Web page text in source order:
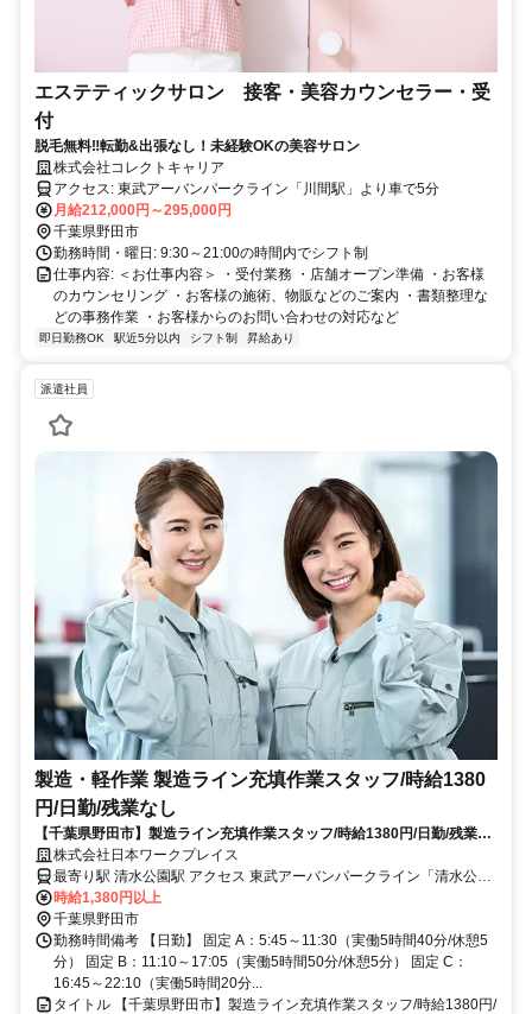
エステティックサロン 接客・美容カウンセラー・受
付
脱毛無料‼転勤&出張なし！未経験OKの美容サロン
株式会社コレクトキャリア
アクセス: 東武アーバンパークライン「川間駅」より車で5分
月給212,000円～295,000円
千葉県野田市
勤務時間・曜日: 9:30～21:00の時間内でシフト制
仕事内容: ＜お仕事内容＞ ・受付業務 ・店舗オープン準備 ・お客様
のカウンセリング ・お客様の施術、物販などのご案内 ・書類整理な
どの事務作業 ・お客様からのお問い合わせの対応など
即日勤務OK 駅近5分以内 シフト制 昇給あり
派遣社員
製造・軽作業 製造ライン充填作業スタッフ/時給1380
円/日勤/残業なし
【千葉県野田市】製造ライン充填作業スタッフ/時給1380円/日勤/残業な
し_keiyo762/687
株式会社日本ワークプレイス
最寄り駅 清水公園駅 アクセス 東武アーバンパークライン「清水公園
駅」より車10分
時給1,380円以上
千葉県野田市
勤務時間備考 【日勤】 固定 A：5:45～11:30（実働5時間40分/休憩5
分） 固定 B：11:10～17:05（実働5時間50分/休憩5分） 固定 C：
16:45～22:10（実働5時間20分...
タイトル 【千葉県野田市】製造ライン充填作業スタッフ/時給1380円/